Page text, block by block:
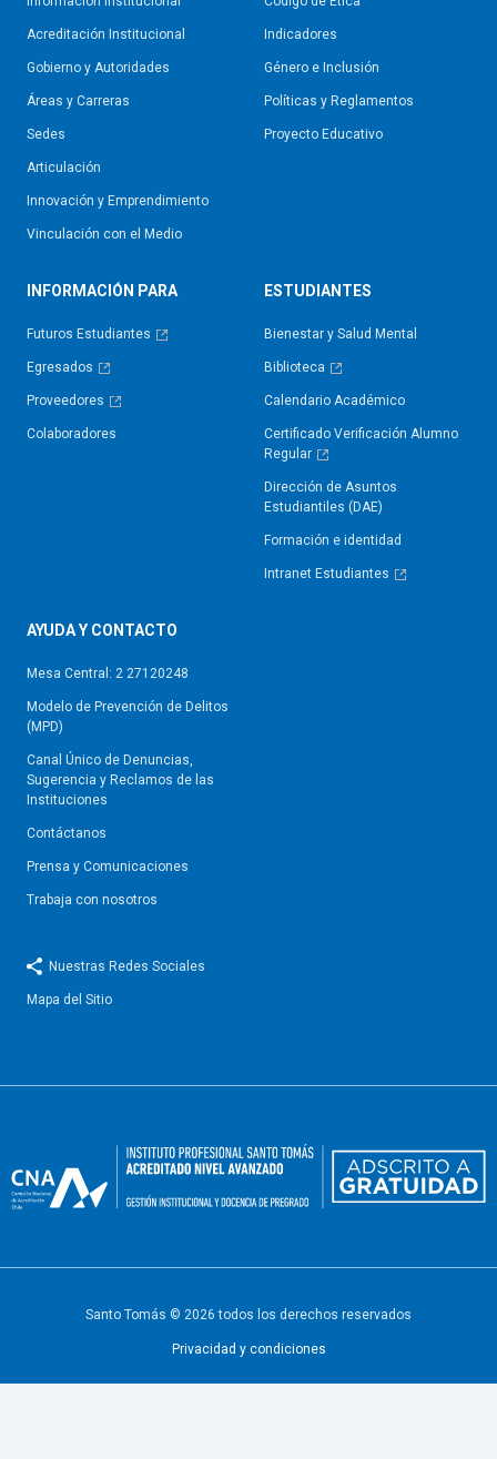
Acreditación Institucional
Gobierno y Autoridades​
Áreas y Carreras
Sedes
Articulación
Innovación y Emprendimiento
Vinculación con el Medio
Indicadores
Género e Inclusión
Políticas y Reglamentos​
Proyecto Educativo
INFORMACIÓN PARA
Futuros Estudiantes
Egresados
Proveedores
Colaboradores
ESTUDIANTES
Bienestar y Salud Mental
Biblioteca
Calendario Académico
Certificado Verificación Alumno
Regular
Dirección de Asuntos
Estudiantiles (DAE)
Formación e identidad
Intranet Estudiantes
AYUDA Y CONTACTO
Mesa Central: 2 27120248
Modelo de Prevención de Delitos
(MPD)
Canal Único de Denuncias,
Sugerencia y Reclamos de las
Instituciones
Contáctanos
Prensa y Comunicaciones
Trabaja con nosotros
Nuestras Redes Sociales
Mapa del Sitio
Santo Tomás © 2026 todos los derechos reservados
Privacidad y condiciones